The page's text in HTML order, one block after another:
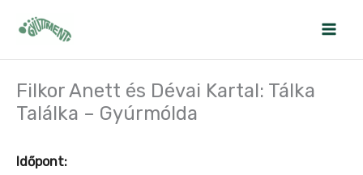
Filkor Anett és Dévai Kartal: Tálka
Találka – Gyúrmólda
Időpont: